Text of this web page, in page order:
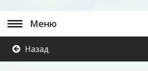
Меню
Назад